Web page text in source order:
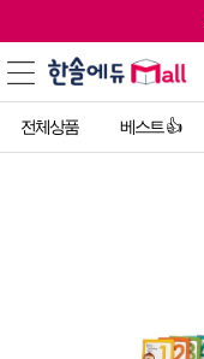
전체상품 베스트 👍